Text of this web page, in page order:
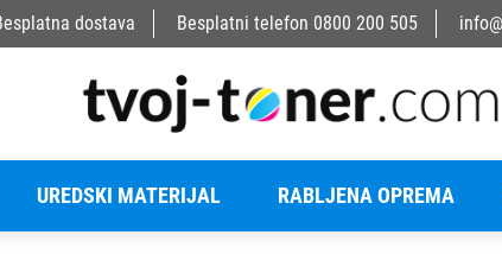
dostava Besplatni telefon 0800 200 505
UREDSKI MATERIJAL RABLJENA OPREMA